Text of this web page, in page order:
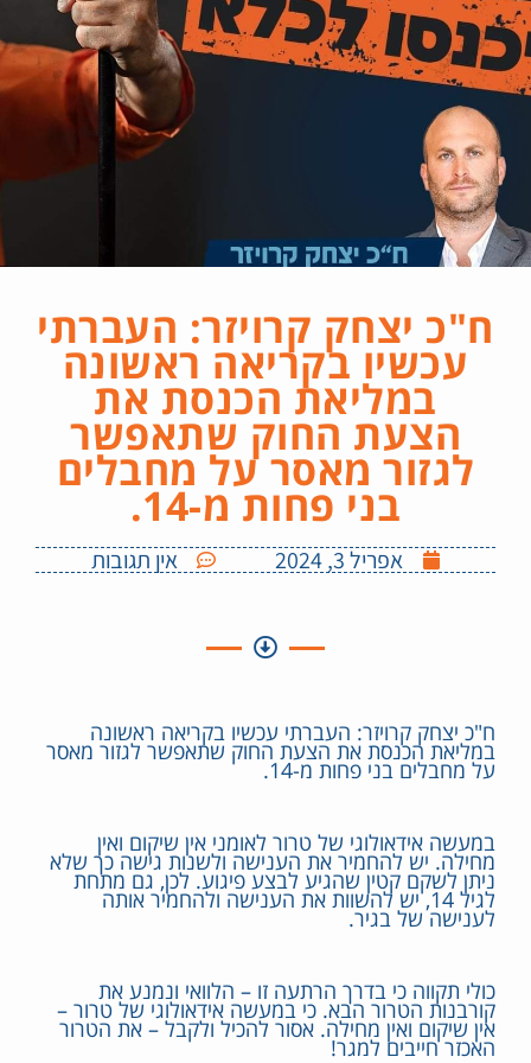
ח"כ יצחק קרויזר: העברתי
עכשיו בקריאה ראשונה
במליאת הכנסת את
הצעת החוק שתאפשר
לגזור מאסר על מחבלים
בני פחות מ-14.
אפריל 3, 2024 אין תגובות
ח"כ יצחק קרויזר: העברתי עכשיו בקריאה ראשונה
במליאת הכנסת את הצעת החוק שתאפשר לגזור מאסר
על מחבלים בני פחות מ-14.
במעשה אידאולוגי של טרור לאומני אין שיקום ואין
מחילה. יש להחמיר את הענישה ולשנות גישה כך שלא
ניתן לשקם קטין שהגיע לבצע פיגוע. לכן, גם מתחת
לגיל 14, יש להשוות את הענישה ולהחמיר אותה
לענישה של בגיר.
כולי תקווה כי בדרך הרתעה זו – הלוואי ונמנע את
קורבנות הטרור הבא. כי במעשה אידאולוגי של טרור –
אין שיקום ואין מחילה. אסור להכיל ולקבל – את הטרור
האכזר חייבים למגר!